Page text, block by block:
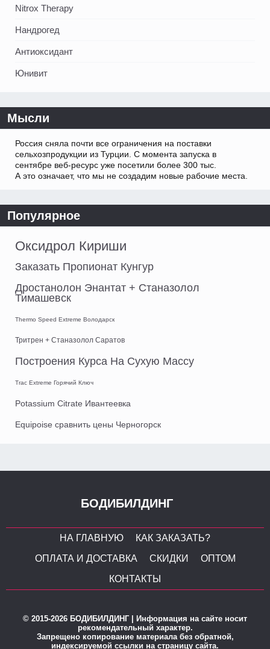
Nitrox Therapy
Нандрогед
Антиоксидант
Юнивит
Мысли
Россия сняла почти все ограничения на поставки
сельхозпродукции из Турции. С момента запуска в
сентябре веб-ресурс уже посетили более 300 тыс.
А это означает, что мы не создадим новые рабочие места.
Популярное
Оксидрол Кириши
Заказать Пропионат Кунгур
Дростанолон Энантат + Станазолол
Тимашевск
Thermo Speed Extreme Володарск
Тритрен + Станазолол Саратов
Построения Курса На Сухую Массу
Trac Extreme Горячий Ключ
Potassium Citrate Ивантеевка
Equipoise сравнить цены Черногорск
БОДИБИЛДИНГ
НА ГЛАВНУЮ
КАК ЗАКАЗАТЬ?
ОПЛАТА И ДОСТАВКА
СКИДКИ
ОПТОМ
КОНТАКТЫ
© 2015-2026 БОДИБИЛДИНГ | Информация на сайте носит
рекомендательный характер.
Запрещено копирование материала без обратной,
индексируемой ссылки на страницу сайта.